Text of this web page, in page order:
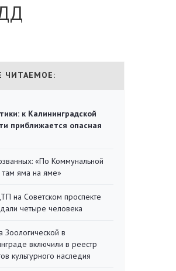
ЧИТАЕМОЕ:
к Калининградской
приближается опасная
«По Коммунальной
там яма на яме»
на Советском проспекте
четыре человека
Зоологической в
включили в реестр
культурного наследия